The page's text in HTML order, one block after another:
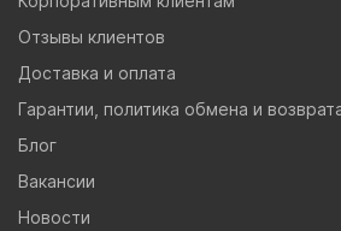
Отзывы клиентов
Доставка и оплата
Гарантии, политика обмена и
Блог
Вакансии
Новости